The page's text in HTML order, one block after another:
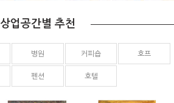
상업공간별 추천
병원 커피숍 호프
펜션 호텔